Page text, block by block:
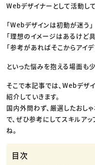
Webデザイナーとして活動して
「Webデザインは初動が迷う」
「理想のイメージはあるけど
「参考があればそこからアイ
といった悩みを抱える場面も少
そこで本記事では、Webデザ
紹介していきます。
国内外問わず、厳選したおし
で、ぜひ参考にしてスキルア
ね。
目次